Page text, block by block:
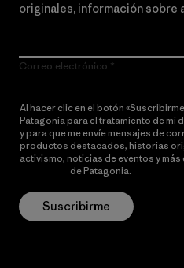
originales, información sobre
Correo electrónico
Al hacer clic en el botón
Patagonia para el tratamiento de
y para que me envíe mensajes de
productos destacados, historias
activismo, noticias de eventos y
de Patagonia.
Suscribirme